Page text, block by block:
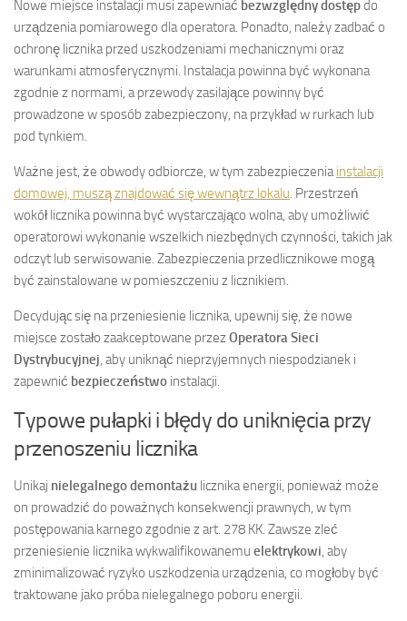
Nowe miejsce instalacji musi zapewniać bezwzględny dostępdo
urządzenia pomiarowego dla operatora. Ponadto, należy zadbać o
ochronę licznika przed uszkodzeniami mechanicznymi oraz
warunkami atmosferycznymi. Instalacja powinna być wykonana
zgodnie z normami, a przewody zasilające powinny być
prowadzone w sposób zabezpieczony, na przykład w rurkach lub
pod tynkiem.
Ważne jest, że obwody odbiorcze, w tym zabezpieczeniainstalacji
domowej, muszą znajdować się wewnątrz lokalu. Przestrzeń
wokół licznika powinna być wystarczająco wolna, aby umożliwić
operatorowi wykonanie wszelkich niezbędnych czynności, takich jak
odczyt lub serwisowanie. Zabezpieczenia przedlicznikowe mogą
być zainstalowane w pomieszczeniu z licznikiem.
Decydując się na przeniesienie licznika, upewnij się, że nowe
miejsce zostało zaakceptowane przezOperatora Sieci
Dystrybucyjnej, aby uniknąć nieprzyjemnych niespodzianek i
zapewnić bezpieczeństwo instalacji.
Typowe pułapki i błędy do uniknięcia przy
przenoszeniu licznika
Unikaj nielegalnego demontażu licznika energii, ponieważ może
on prowadzić do poważnych konsekwencji prawnych, w tym
postępowania karnego zgodnie z art. 278 KK. Zawsze zleć
przeniesienie licznika wykwalifikowanemu elektrykowi, aby
zminimalizować ryzyko uszkodzenia urządzenia, co mogłoby być
traktowane jako próba nielegalnego poboru energii.